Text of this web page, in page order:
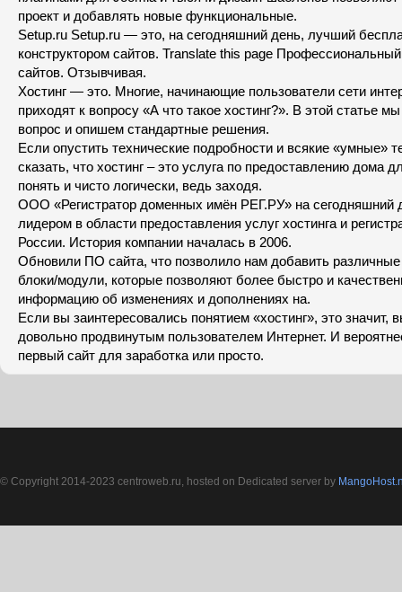
проект и добавлять новые функциональные.
Setup.ru Setup.ru — это, на сегодняшний день, лучший
конструктором сайтов. Translate this page
сайтов. Отзывчивая.
Хостинг — это. Многие, начинающие пользователи сети
приходят к вопросу «А что такое хостинг?». В этой статье
вопрос и опишем стандартные решения.
Если опустить технические подробности и всякие «умные»
сказать, что хостинг – это услуга по предоставлению дома
понять и чисто логически, ведь заходя.
ООО «Регистратор доменных имён РЕГ.РУ» на сегодняшний
лидером в области предоставления услуг хостинга и
России. История компании началась в 2006.
Обновили ПО сайта, что позволило нам добавить
блоки/модули, которые позволяют более быстро и
информацию об изменениях и дополнениях на.
Если вы заинтересовались понятием «хостинг», это значит,
довольно продвинутым пользователем Интернет. И
первый сайт для заработка или просто.
© Copyright 2014-2023 centroweb.ru, hosted on Dedicated server by